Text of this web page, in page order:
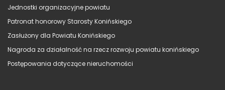
Jednostki organizacyjne powiatu
Patronat honorowy Starosty Konińskiego
Zasłużony dla Powiatu Konińskiego
Nagroda za działalność na rzecz rozwoju powiatu konińskiego
Postępowania dotyczące nieruchomości